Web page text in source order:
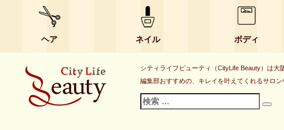
ヘア ネイル ボディ
シティライフビューティ（CityLife Beauty）は大
編集部おすすめの、キレイを叶えてくれるサロ
検
索